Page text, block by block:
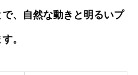
、自然な動きと明るいプ
。